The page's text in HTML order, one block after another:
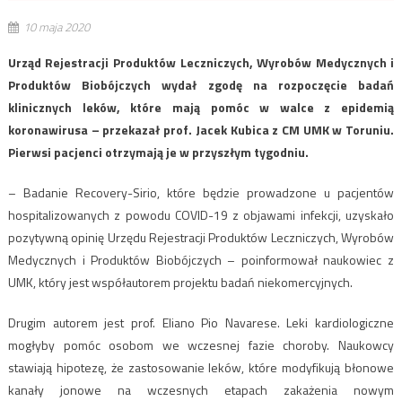
10 maja 2020
Urząd Rejestracji Produktów Leczniczych, Wyrobów Medycznych i
Produktów Biobójczych wydał zgodę na rozpoczęcie badań
klinicznych leków, które mają pomóc w walce z epidemią
koronawirusa – przekazał prof. Jacek Kubica z CM UMK w Toruniu.
Pierwsi pacjenci otrzymają je w przyszłym tygodniu.
– Badanie Recovery-Sirio, które będzie prowadzone u pacjentów
hospitalizowanych z powodu COVID-19 z objawami infekcji, uzyskało
pozytywną opinię Urzędu Rejestracji Produktów Leczniczych, Wyrobów
Medycznych i Produktów Biobójczych – poinformował naukowiec z
UMK, który jest współautorem projektu badań niekomercyjnych.
Drugim autorem jest prof. Eliano Pio Navarese. Leki kardiologiczne
mogłyby pomóc osobom we wczesnej fazie choroby. Naukowcy
stawiają hipotezę, że zastosowanie leków, które modyfikują błonowe
kanały jonowe na wczesnych etapach zakażenia nowym